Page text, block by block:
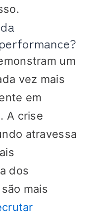
um
vez mais
em
A crise
atravessa
dos
mais